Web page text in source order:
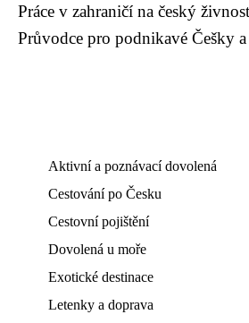
Práce v zahraničí na český
Průvodce pro podnikavé Češky
Aktivní a poznávací dovolená
Cestování po Česku
Cestovní pojištění
Dovolená u moře
Exotické destinace
Letenky a doprava